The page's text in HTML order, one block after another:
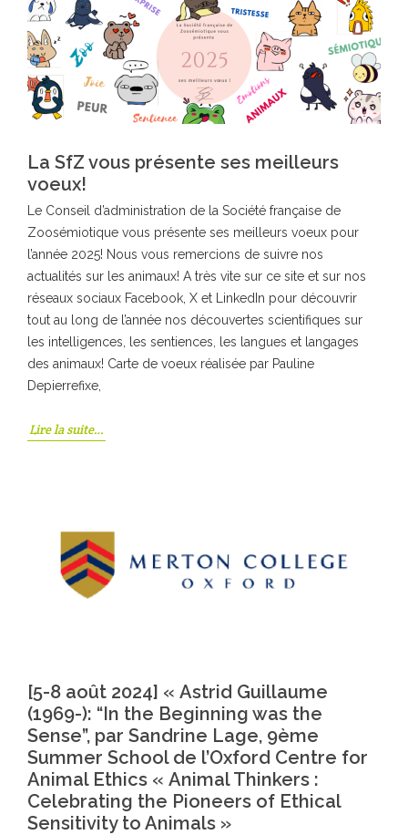
La SfZ vous présente ses meilleurs
voeux!
Le Conseil d’administration de la Société française de
Zoosémiotique vous présente ses meilleurs voeux pour
l’année 2025! Nous vous remercions de suivre nos
actualités sur les animaux! A très vite sur ce site et sur nos
réseaux sociaux Facebook, X et LinkedIn pour découvrir
tout au long de l’année nos découvertes scientifiques sur
les intelligences, les sentiences, les langues et langages
des animaux! Carte de voeux réalisée par Pauline
Depierrefixe,
Lire la suite…
[5-8 août 2024] « Astrid Guillaume
(1969-): “In the Beginning was the
Sense”, par Sandrine Lage, 9ème
Summer School de l’Oxford Centre for
Animal Ethics « Animal Thinkers :
Celebrating the Pioneers of Ethical
Sensitivity to Animals »